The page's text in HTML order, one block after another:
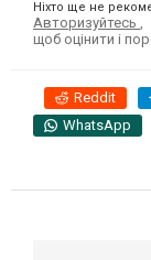
Ніхто ще не
Авторизуйтесь
щоб оцінити і
Reddit
WhatsApp